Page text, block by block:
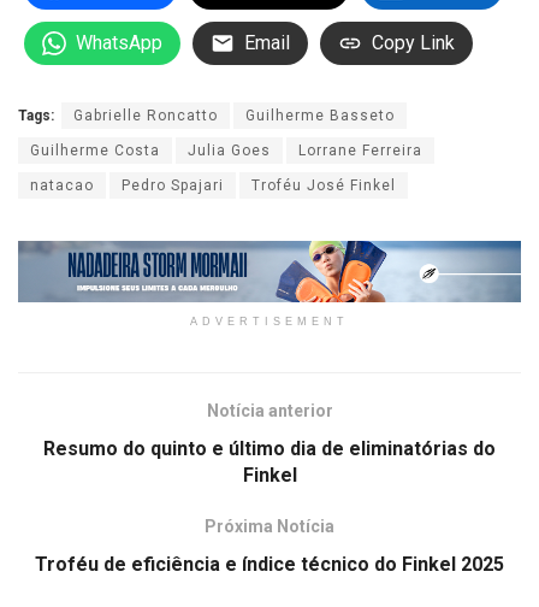
WhatsApp Email Copy Link
Tags: Gabrielle Roncatto Guilherme Basseto
Guilherme Costa Julia Goes Lorrane Ferreira
natacao Pedro Spajari Troféu José Finkel
ADVERTISEMENT
Notícia anterior
Resumo do quinto e último dia de eliminatórias do
Finkel
Próxima Notícia
Troféu de eficiência e índice técnico do Finkel 2025